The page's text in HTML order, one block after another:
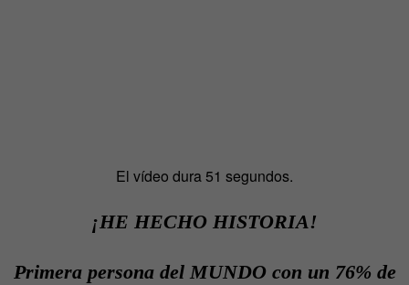
El vídeo dura 51 segundos.
¡HE HECHO HISTORIA!
Primera persona del MUNDO con un 76% de